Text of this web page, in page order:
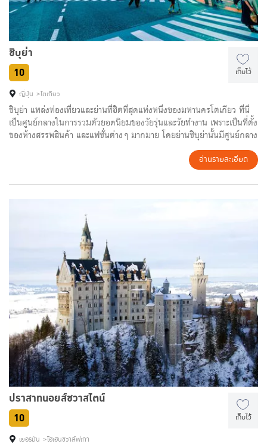
MAR
มีนาคม
เที่ยวไหนดี
APR
เมษายน
เที่ยวไหนดี
MAY
พฤษภาคม
เก็บไว้
ชิบุย่า
10
ญี่ปุ่น โตเกียว
ชิบุย่า แหล่งท่องเที่ยวและย่านที่ฮิตที่สุดแห่งหนึ่งของมหานครโตเกียว ที่นี่
เป็นศูนย์กลางในการรวมตัวยอดนิยมของวัยรุ่นและวัยทำงาน เพราะเป็นที่ตั้ง
ของห้างสรรพสินค้า และแฟชั่นต่างๆ มากมาย โดยย่านชิบุย่านั้นมีศูนย์กลาง
อยู่ตรงสถานีรถไฟชิบุย่า หนึ่งในสถานีใหญ่ของโตเกียวที่มีความซับซ้อน
เพราะมีรถไฟฟ้าทั้งบนดินและใต้ดินหลายสาย จึงทำให้สถานีชิบุยะมีผู้คน
ผ่านไปมาถึงวันละประมาณ 2 ล้านต้นๆ ที่สำคัญชิบุย่ามีจุดนัดพบที่มีชื่อ
เสียงนั่นก็คือบริเวณอนุสรณ์รูปปั้นของสุนัขชื่อฮาจิโกะนั่นเอง
อ่านรายละเอียด
เก็บไว้
ปราสาทนอยส์ชวาสไตน์
10
เยอรมัน โฮเฮนชวาล์ฟเกา